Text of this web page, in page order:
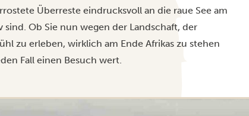
Überreste eindrucksvoll an die raue See am
Ob Sie nun wegen der Landschaft, der
zu erleben, wirklich am Ende Afrikas zu stehen
Fall einen Besuch wert.